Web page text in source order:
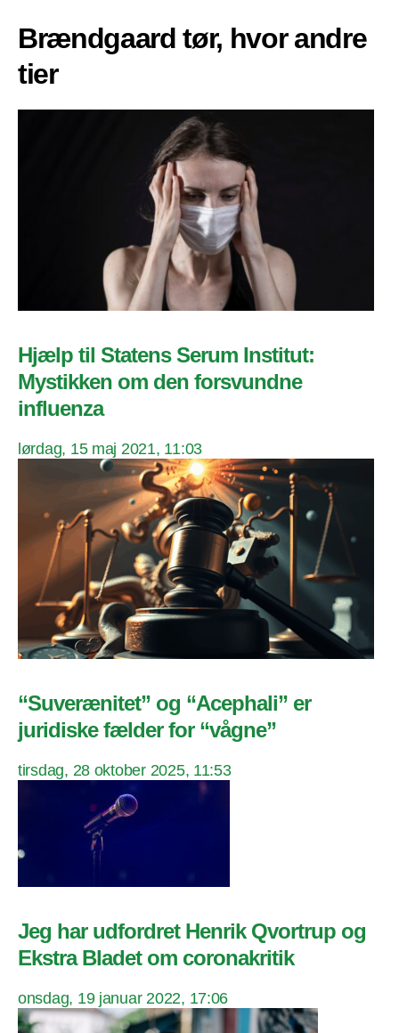
Brændgaard tør, hvor andre
tier
Hjælp til Statens Serum Institut:
Mystikken om den forsvundne
influenza
lørdag, 15 maj 2021, 11:03
“Suverænitet” og “Acephali” er
juridiske fælder for “vågne”
tirsdag, 28 oktober 2025, 11:53
Jeg har udfordret Henrik Qvortrup og
Ekstra Bladet om coronakritik
onsdag, 19 januar 2022, 17:06